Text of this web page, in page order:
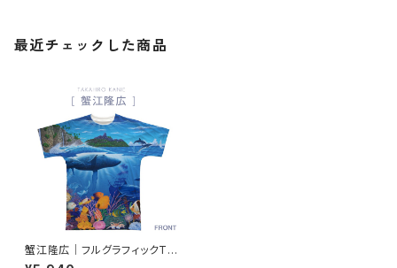
最近チェックした商品
蟹江隆広｜フルグラフィックTシ
ャツ FT-000001_004